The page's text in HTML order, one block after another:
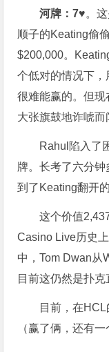
河牌：7♥。
顺子的Keating偷
$200,000。
个低对的情况下
很难能赢的。但
大张旗鼓地诈唬而
Rahul陷入了
牌。长考了六分
到了Keating翻开的
这个价值
Casino Live历史
中，Tom Dwan从
目前这仍然是扑克
目前，在
（赢了俩，还有一